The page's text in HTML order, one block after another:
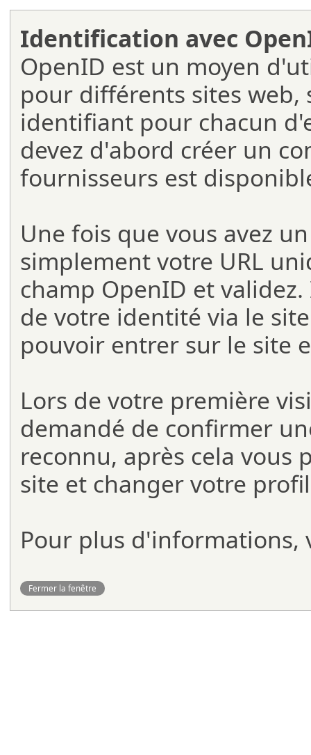
Identification avec
OpenID est un moyen
pour différents sites web,
identifiant pour chacun
devez d'abord créer un
fournisseurs est
Une fois que vous avez
simplement votre URL
champ OpenID et
de votre identité via le
pouvoir entrer sur le site
Lors de votre première
demandé de confirmer
reconnu, après cela vous
site et changer votre
Pour plus
Fermer la fenêtre